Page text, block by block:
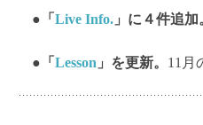
●「 Live Info. 」に４件追加
●「 Lesson 」を更新。 11月